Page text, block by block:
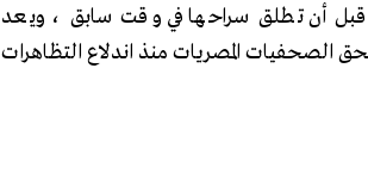
قبل أن تطلق سراحها في وقت سابق ، ويعد
الصحفيات المصريات منذ اندلاع التظاهرات